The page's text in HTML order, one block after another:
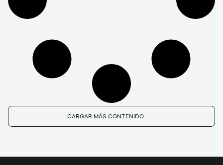
CARGAR MÁS CONTENIDO